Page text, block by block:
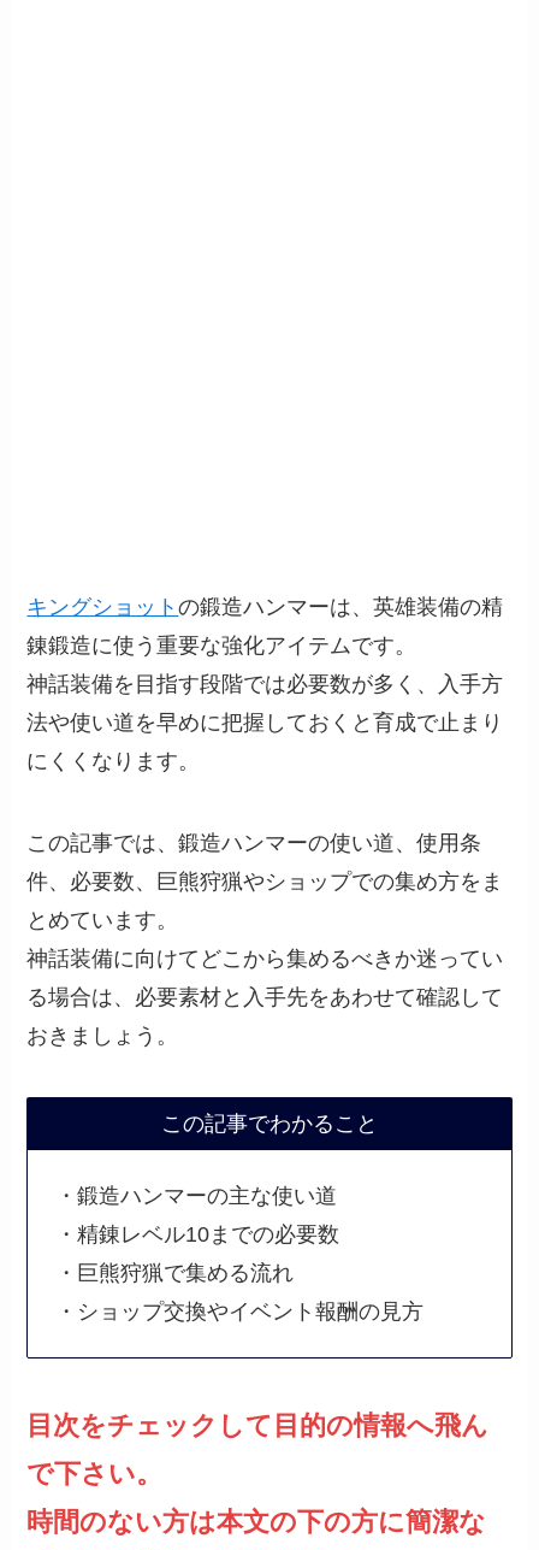
キングショットの鍛造ハンマーは、英雄装備の精
錬鍛造に使う重要な強化アイテムです。
神話装備を目指す段階では必要数が多く、入手方
法や使い道を早めに把握しておくと育成で止まり
にくくなります。
この記事では、鍛造ハンマーの使い道、使用条
件、必要数、巨熊狩猟やショップでの集め方をま
とめています。
神話装備に向けてどこから集めるべきか迷ってい
る場合は、必要素材と入手先をあわせて確認して
おきましょう。
この記事でわかること
・鍛造ハンマーの主な使い道
・精錬レベル10までの必要数
・巨熊狩猟で集める流れ
・ショップ交換やイベント報酬の見方
目次をチェックして目的の情報へ飛ん
で下さい。
時間のない方は本文の下の方に簡潔な